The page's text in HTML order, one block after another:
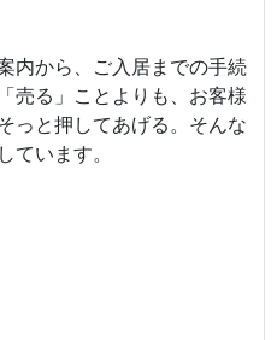
内から、ご入居までの手続
売る」ことよりも、お客様
っと押してあげる。そんな
ています。